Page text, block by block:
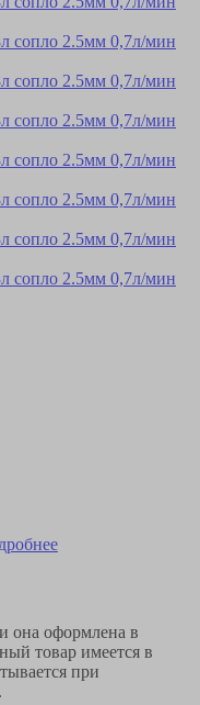
она оформлена в
товар имеется в
при